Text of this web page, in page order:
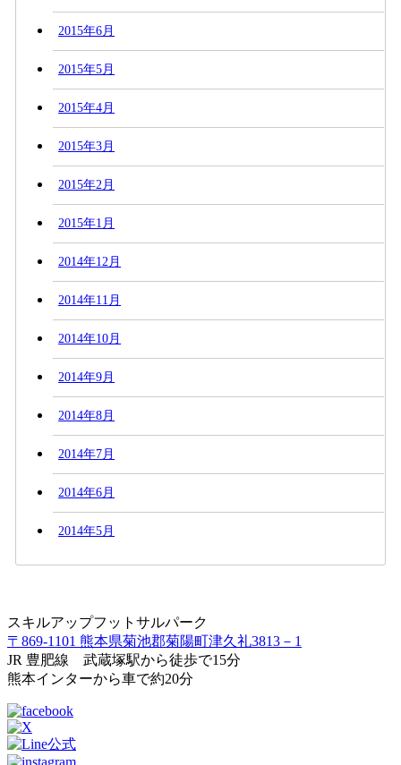
2015年6月
2015年5月
2015年4月
2015年3月
2015年2月
2015年1月
2014年12月
2014年11月
2014年10月
2014年9月
2014年8月
2014年7月
2014年6月
2014年5月
スキルアップフットサルパーク
〒869-1101 熊本県菊池郡菊陽町津久礼3813－1
JR 豊肥線 武蔵塚駅から徒歩で15分
熊本インターから車で約20分